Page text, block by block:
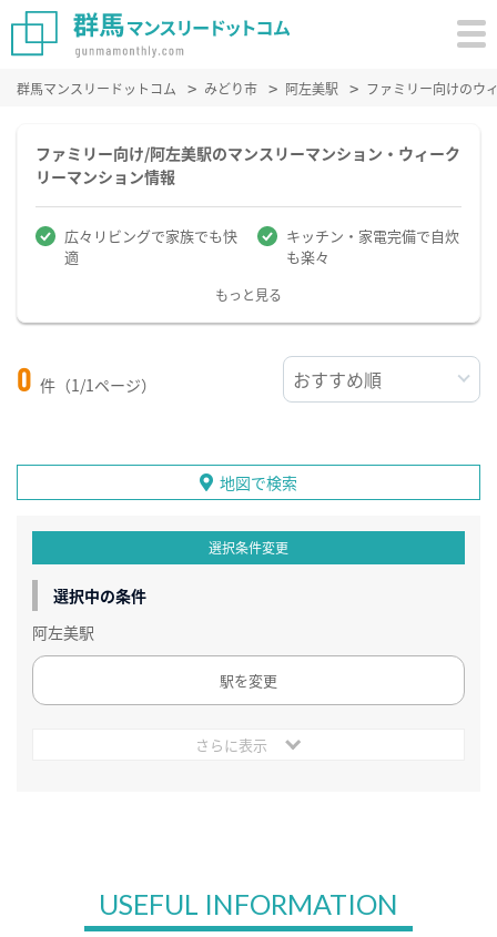
群馬マンスリードットコム みどり市 阿左美駅 ファミリー向けのウ
ファミリー向け/阿左美駅のマンスリーマンション・ウィーク
リーマンション情報
広々リビングで家族でも快
適
キッチン・家電完備で自炊
も楽々
もっと見る
0 件（1/1ページ）
地図で検索
選択条件変更
選択中の条件
阿左美駅
駅を変更
さらに表示
USEFUL INFORMATION